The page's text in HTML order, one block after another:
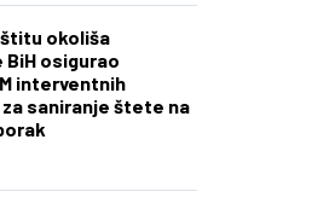
okoliša
osigurao
interventnih
saniranje štete na